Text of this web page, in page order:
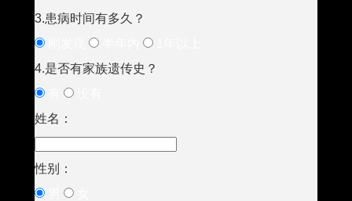
3.患病时间有多久？
4.是否有家族遗传史？
姓名：
性别：